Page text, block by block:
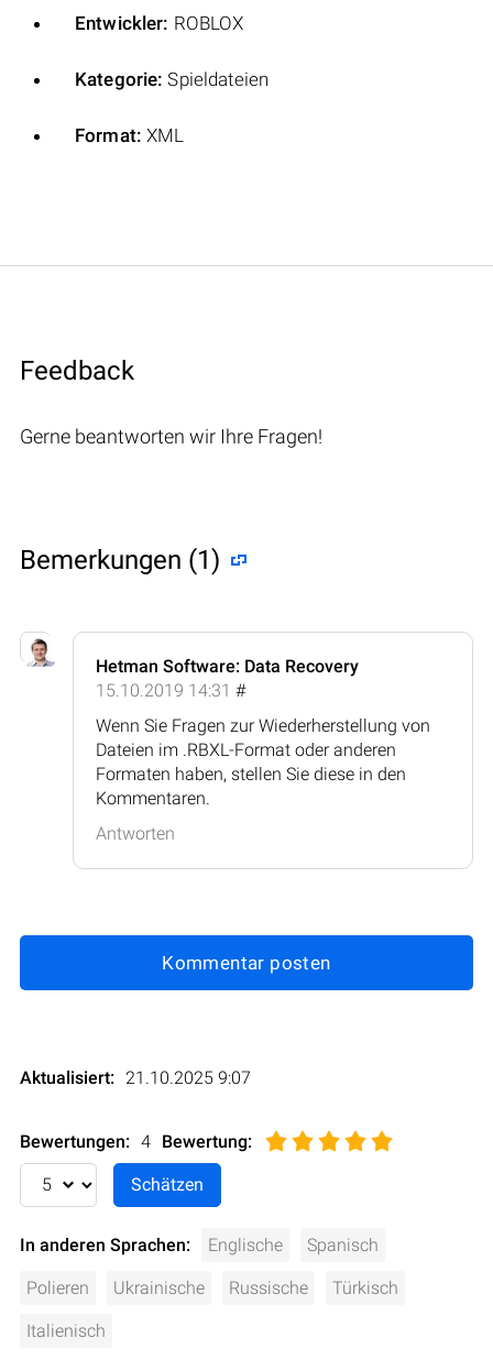
Entwickler: ROBLOX
Kategorie: Spieldateien
Format: XML
Feedback
Gerne beantworten wir Ihre Fragen!
Bemerkungen (1)
Hetman Software: Data Recovery
15.10.2019 14:31 #
Wenn Sie Fragen zur Wiederherstellung von
Dateien im .RBXL-Format oder anderen
Formaten haben, stellen Sie diese in den
Kommentaren.
Antworten
Kommentar posten
Aktualisiert: 21.10.2025 9:07
Bewertungen: 4 Bewertung:
In anderen Sprachen: Englische Spanisch
Polieren Ukrainische Russische Türkisch
Italienisch